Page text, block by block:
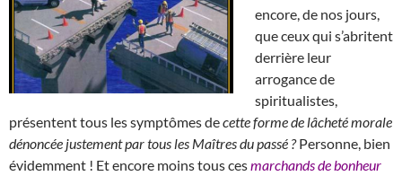
encore, de nos jours,
que ceux qui s’abritent
derrière leur
arrogance de
spiritualistes,
présentent tous les symptômes decette forme de lâcheté morale
dénoncée justement par tous les Maîtres du passé ?Personne, bien
évidemment ! Et encore moins tous cesmarchands de bonheur